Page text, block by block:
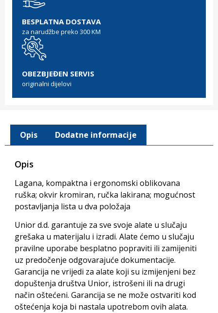
BESPLATNA DOSTAVA
za narudžbe preko 300 KM
OBEZBJEĐEN SERVIS
originalni dijelovi
Opis Dodatne informacije
Opis
Lagana, kompaktna i ergonomski oblikovana
ruška; okvir kromiran, ručka lakirana; mogućnost
postavljanja lista u dva položaja
Unior d.d. garantuje za sve svoje alate u slučaju
grešaka u materijalu i izradi. Alate ćemo u slučaju
pravilne uporabe besplatno popraviti ili zamijeniti
uz predočenje odgovarajuće dokumentacije.
Garancija ne vrijedi za alate koji su izmijenjeni bez
dopuštenja društva Unior, istrošeni ili na drugi
način oštećeni. Garancija se ne može ostvariti kod
oštećenja koja bi nastala upotrebom ovih alata.